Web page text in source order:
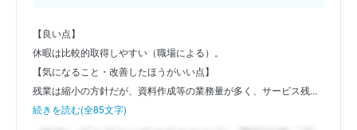
【良い点】
休暇は比較的取得しやすい（職場による）。
【気になること・改善したほうがいい点】
残業は縮小の方針だが、資料作成等の業務量が多く、サービス残...
続きを読む(全85文字)